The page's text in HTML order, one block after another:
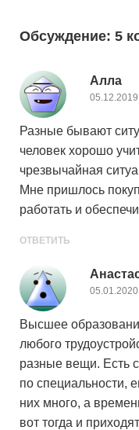
Обсуждение: 5
Алла
Разные бывают
человек хорошо
чрезвычайная
Мне пришлось
работать и
ОТВЕТИТЬ
Высшее
любого
разные вещи. Есть
по специальности,
них много, а
вот тогда и